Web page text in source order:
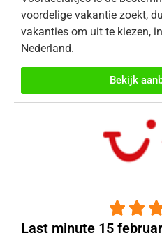
voordelige vakantie zoekt,
vakanties om uit te kiezen,
Nederland.
Bekijk
 
Last minute 15